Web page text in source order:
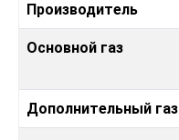
Производитель
Основной газ
Дополнительный газ